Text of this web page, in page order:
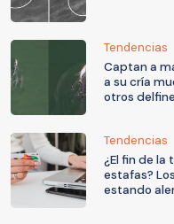
Tendencias
Captan a
a su cría
otros
Tendencias
¿El fin de
estafas?
estando